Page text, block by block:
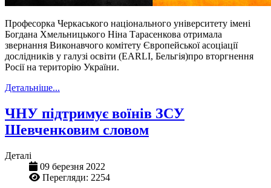
Професорка Черкаського національного університету імені
Богдана Хмельницького Ніна Тарасенкова отримала
звернання Виконавчого комітету Європейської асоціації
дослідників у галузі освіти (EARLI, Бельгія)про вторгнення
Росії на територію України.
Детальніше...
ЧНУ підтримує воїнів ЗСУ
Шевченковим словом
Деталі
09 березня 2022
Перегляди: 2254